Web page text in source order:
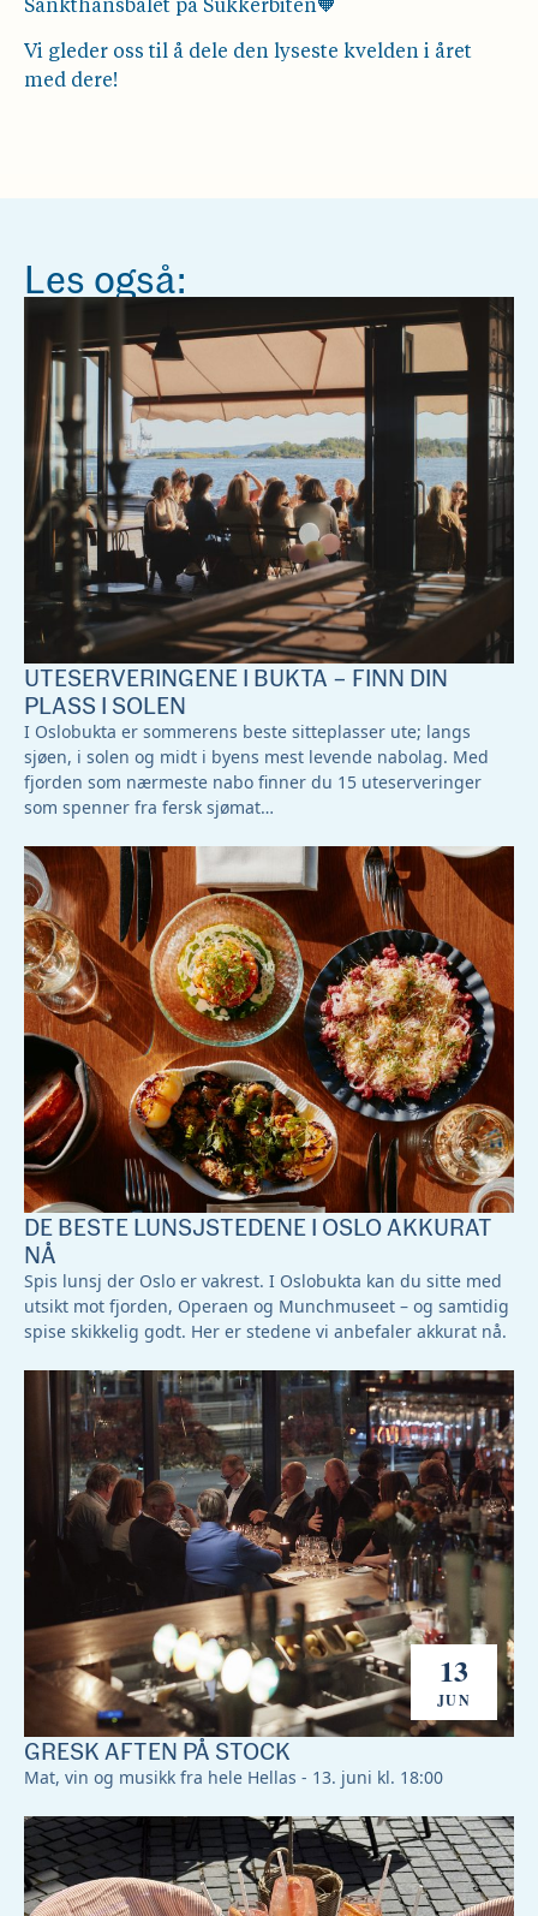
Sankthansbålet på Sukkerbiten🧡
Vi gleder oss til å dele den lyseste kvelden i året
med dere!
Les også:
UTESERVERINGENE I BUKTA – FINN DIN
PLASS I SOLEN
I Oslobukta er sommerens beste sitteplasser ute; langs
sjøen, i solen og midt i byens mest levende nabolag. Med
fjorden som nærmeste nabo finner du 15 uteserveringer
som spenner fra fersk sjømat…
DE BESTE LUNSJSTEDENE I OSLO AKKURAT
NÅ
Spis lunsj der Oslo er vakrest. I Oslobukta kan du sitte med
utsikt mot fjorden, Operaen og Munchmuseet – og samtidig
spise skikkelig godt. Her er stedene vi anbefaler akkurat nå.
13
JUN
GRESK AFTEN PÅ STOCK
Mat, vin og musikk fra hele Hellas - 13. juni kl. 18:00